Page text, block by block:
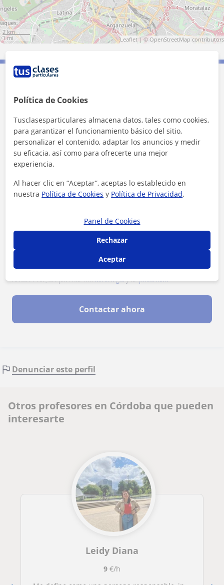
2 km
1 mi
Leaflet | © OpenStreetMap contributors
Contacta con Ana
Al hacer clic, aceptas nuestroaviso legaly deprivacidad
Contactar ahora
Denunciar este perfil
Otros profesores en Córdoba que pueden
interesarte
Leidy Diana
9€/h
Política de Cookies
Tusclasesparticulares almacena datos, tales como cookies,
para garantizar el funcionamiento básico del sitio,
personalizar el contenido, adaptar los anuncios y medir
su eficacia, así como para ofrecerte una mejor
experiencia.
Al hacer clic en “Aceptar”, aceptas lo establecido en
nuestra Política de Cookies y Política de Privacidad.
Panel de Cookies
Rechazar
Aceptar